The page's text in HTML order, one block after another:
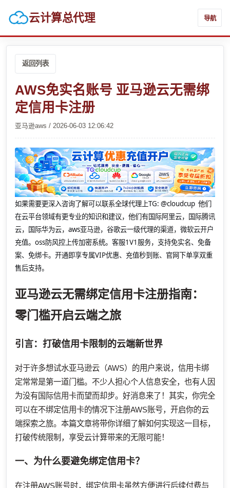
云计算总代理 导航
返回列表
AWS免实名账号 亚马逊云无需绑
定信用卡注册
亚马逊aws / 2026-06-03 12:06:42
如果需要更深入咨询了解可以联系全球代理上TG: @cloudcup 他们
在云平台领域有更专业的知识和建议，他们有国际阿里云，国际腾讯
云，国际华为云，aws亚马逊，谷歌云一级代理的渠道，微软云开户
充值。oss防风控上传加密系统。客服1V1服务，支持免实名、免备
案、免绑卡。开通即享专属VIP优惠、充值秒到账、官网下单享双重
售后支持。
亚马逊云无需绑定信用卡注册指南：
零门槛开启云端之旅
引言：打破信用卡限制的云端新世界
对于许多想试水亚马逊云（AWS）的用户来说，信用卡绑
定常常是第一道门槛。不少人担心个人信息安全，也有人因
为没有国际信用卡而望而却步。好消息来了！其实，你完全
可以在不绑定信用卡的情况下注册AWS账号，开启你的云
端探索之旅。本篇文章将带你详细了解如何实现这一目标，
打破传统限制，享受云计算带来的无限可能！
一、为什么要避免绑定信用卡？
在注册AWS账号时，绑定信用卡虽然方便进行后续付费与